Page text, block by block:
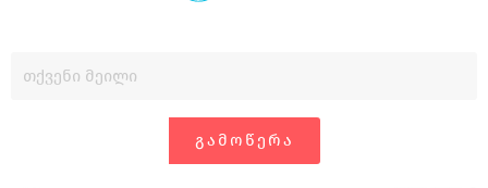
ᲒᲐᲛᲝᲬᲔᲠᲐ